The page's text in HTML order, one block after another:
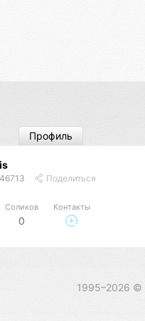
Поделиться
Соликов
0
Контакты
Профиль
1995–2026 ©